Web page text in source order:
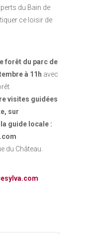
du Bain de
ce loisir de
forêt du parc de
à 11h avec
visites guidées
sur
guide locale :
du Château.